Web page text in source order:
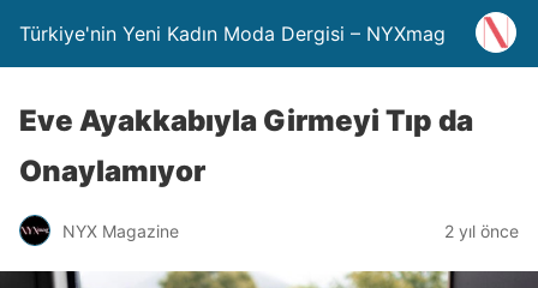
Türkiye'nin Yeni Kadın Moda Dergisi – NYXmag
Eve Ayakkabıyla Girmeyi Tıp da
Onaylamıyor
NYX Magazine 2 yıl önce